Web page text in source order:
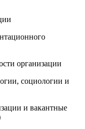
организации
социологии и
и вакантные